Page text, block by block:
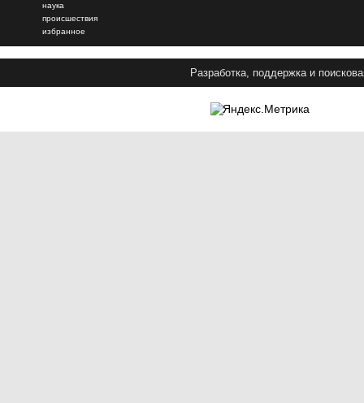
наука
происшествия
избранное
Разработка, поддержка и